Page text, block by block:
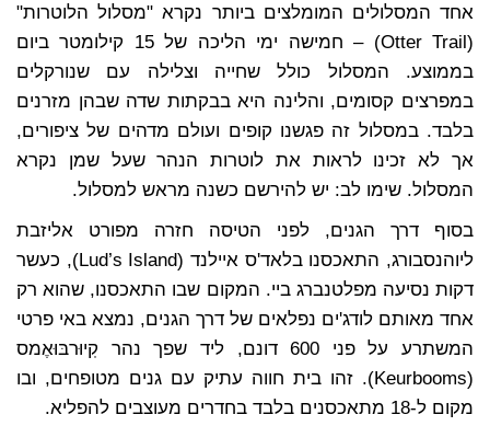
אחד המסלולים המומלצים ביותר נקרא "מסלול הלוטרות"
(Otter Trail) – חמישה ימי הליכה של 15 קילומטר ביום
בממוצע. המסלול כולל שחייה וצלילה עם שנורקלים
במפרצים קסומים, והלינה היא בבקתות שדה שבהן מזרנים
בלבד. במסלול זה פגשנו קופים ועולם מדהים של ציפורים,
אך לא זכינו לראות את לוטרות הנהר שעל שמן נקרא
המסלול. שימו לב: יש להירשם כשנה מראש למסלול.
בסוף דרך הגנים, לפני הטיסה חזרה מפורט אליזבת
ליוהנסבורג, התאכסנו בלאד'ס איילנד (Lud’s Island), כעשר
דקות נסיעה מפלטנברג ביי. המקום שבו התאכסנו, שהוא רק
אחד מאותם לודג'ים נפלאים של דרך הגנים, נמצא באי פרטי
המשתרע על פני 600 דונם, ליד שפך נהר קֽיוּרבּוּאֶמס
(Keurbooms). זהו בית חווה עתיק עם גנים מטופחים, ובו
מקום ל-18 מתאכסנים בלבד בחדרים מעוצבים להפליא.